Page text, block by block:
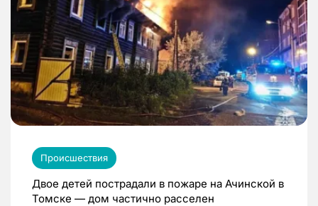
Происшествия
Двое детей пострадали в пожаре на Ачинской в
Томске — дом частично расселен